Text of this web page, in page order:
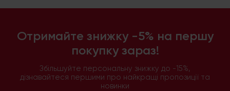
Отримайте знижку -5% на першу
покупку зараз!
Збільшуйте персональну знижку до -15%,
дізнавайтеся першими про найкращі пропозиції та
новинки